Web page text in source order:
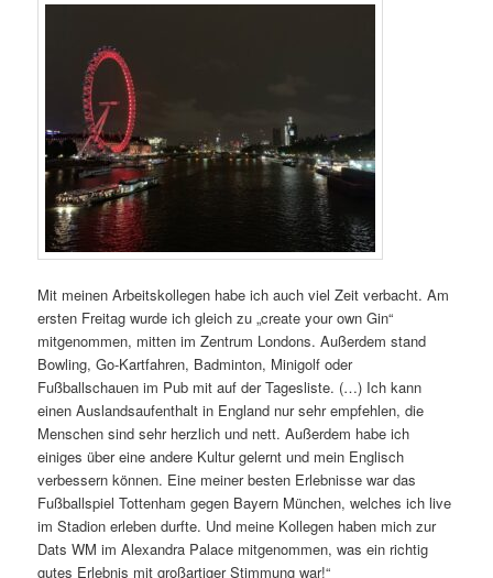
Mit meinen Arbeitskollegen habe ich auch viel Zeit verbacht. Am
ersten Freitag wurde ich gleich zu „create your own Gin“
mitgenommen, mitten im Zentrum Londons. Außerdem stand
Bowling, Go-Kartfahren, Badminton, Minigolf oder
Fußballschauen im Pub mit auf der Tagesliste. (…) Ich kann
einen Auslandsaufenthalt in England nur sehr empfehlen, die
Menschen sind sehr herzlich und nett. Außerdem habe ich
einiges über eine andere Kultur gelernt und mein Englisch
verbessern können. Eine meiner besten Erlebnisse war das
Fußballspiel Tottenham gegen Bayern München, welches ich live
im Stadion erleben durfte. Und meine Kollegen haben mich zur
Dats WM im Alexandra Palace mitgenommen, was ein richtig
gutes Erlebnis mit großartiger Stimmung war!“